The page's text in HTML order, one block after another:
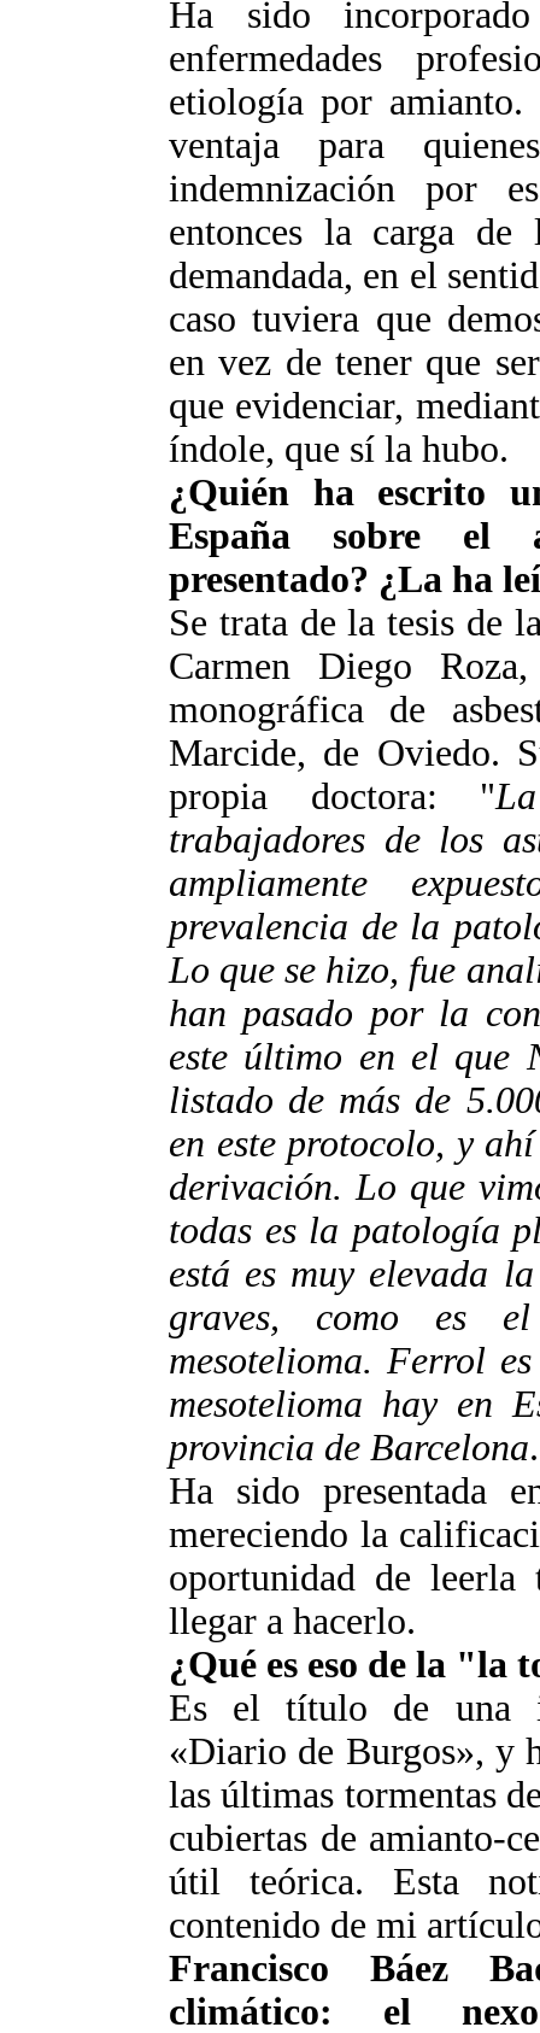
Ha sido
enfermedades
etiología por amianto.
ventaja para
indemnización por
entonces la carga de
demandada, en el
caso tuviera que
en vez de tener que
que evidenciar,
índole, que sí la hubo.
¿Quién ha escrito
España sobre el
presentado? ¿La ha
Se trata de la tesis de
Carmen Diego
monográfica de
Marcide, de Oviedo.
propia doctora: "
trabajadores de los
ampliamente
prevalencia de la
Lo que se hizo, fue
han pasado por la
este último en el que
listado de más de
en este protocolo, y
derivación. Lo que
todas es la patología
está es muy elevada
graves, como es
mesotelioma. Ferrol
mesotelioma hay en
provincia de Barcelona
Ha sido presentada
mereciendo la
oportunidad de leerla
llegar a hacerlo.
¿Qué es eso de la
Es el título de una
«Diario de Burgos», y
las últimas tormentas
cubiertas de amianto-
útil teórica. Esta
contenido de mi
Francisco Báez
climático: el nexo